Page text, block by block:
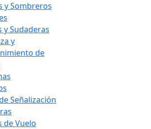
y Sombreros
y Sudaderas
y
de
Señalización
de Vuelo